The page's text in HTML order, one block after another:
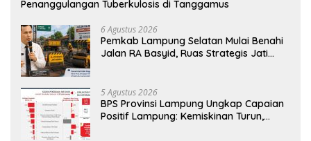
Penanggulangan Tuberkulosis di Tanggamus
6 Agustus 2026
Pemkab Lampung Selatan Mulai Benahi
Jalan RA Basyid, Ruas Strategis Jati
5 Agustus 2026
BPS Provinsi Lampung Ungkap Capaian
Positif Lampung: Kemiskinan Turun,